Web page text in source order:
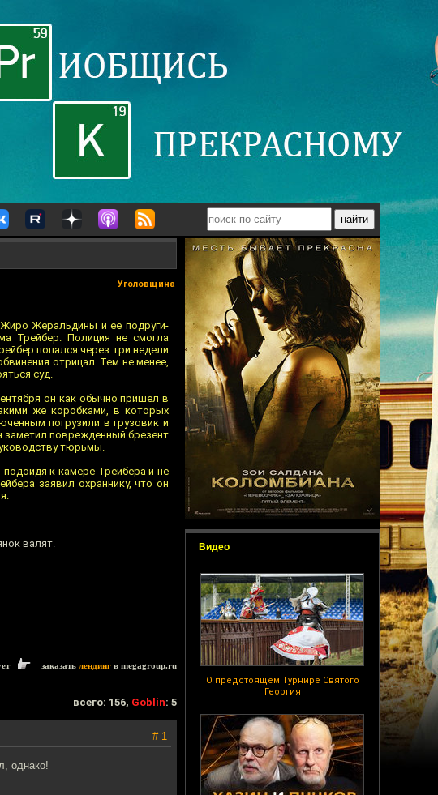
Видео
О предстоящем Турнире Святого
Георгия
Уголовщина
Жеральдины и ее подруги-
Трейбер. Полиция не смогла
попался через три недели
отрицал. Тем не менее,
суд.
он как обычно пришел в
же коробками, в которых
погрузили в грузовик и
заметил поврежденный брезент
тюрьмы.
к камере Трейбера и не
заявил охраннику, что он
валят.
заказать лендинг в megagroup.ru
всего: 156, Goblin: 5
# 1
однако!